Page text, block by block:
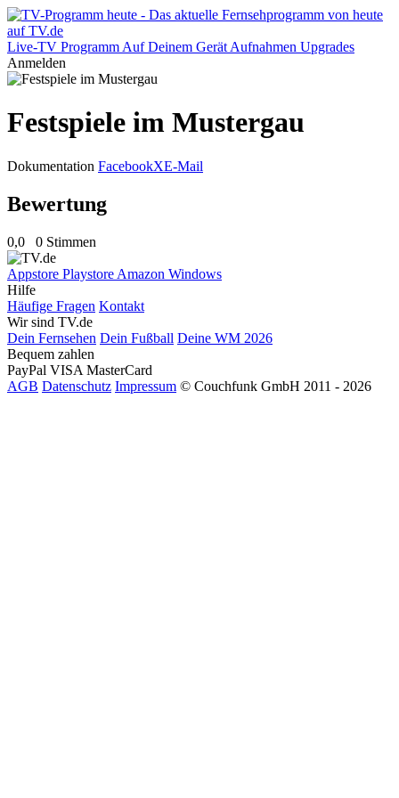
Live-TV Programm Auf Deinem Gerät Aufnahmen Upgrades
Anmelden
Festspiele im Mustergau
Dokumentation FacebookXE-Mail
Bewertung
0,0 0 Stimmen
Appstore Playstore Amazon Windows
Hilfe
Häufige Fragen Kontakt
Wir sind TV.de
Dein Fernsehen Dein Fußball Deine WM 2026
Bequem zahlen
PayPal VISA MasterCard
AGB Datenschutz Impressum © Couchfunk GmbH 2011 - 2026